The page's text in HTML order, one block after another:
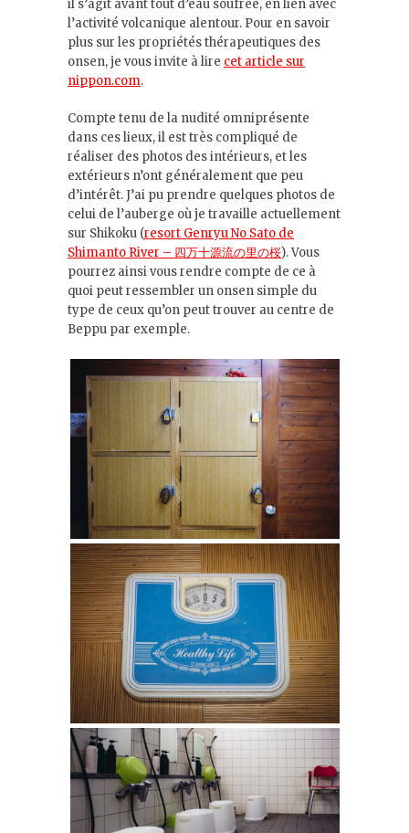
il s’agit avant tout d’eau soufrée, en lien avec
l’activité volcanique alentour. Pour en savoir
plus sur les propriétés thérapeutiques des
onsen, je vous invite à lire cet article sur
nippon.com.
Compte tenu de la nudité omniprésente
dans ces lieux, il est très compliqué de
réaliser des photos des intérieurs, et les
extérieurs n’ont généralement que peu
d’intérêt. J’ai pu prendre quelques photos de
celui de l’auberge où je travaille actuellement
sur Shikoku (resort Genryu No Sato de
Shimanto River – 四万十源流の里の桜). Vous
pourrez ainsi vous rendre compte de ce à
quoi peut ressembler un onsen simple du
type de ceux qu’on peut trouver au centre de
Beppu par exemple.